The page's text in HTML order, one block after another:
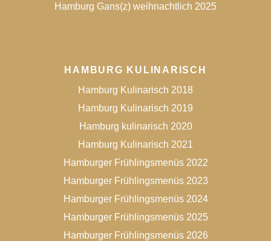
Hamburg Gans(z) weihnachtlich 2025
HAMBURG KULINARISCH
Hamburg Kulinarisch 2018
Hamburg Kulinarisch 2019
Hamburg kulinarisch 2020
Hamburg Kulinarisch 2021
Hamburger Frühlingsmenüs 2022
Hamburger Frühlingsmenüs 2023
Hamburger Frühlingsmenüs 2024
Hamburger Frühlingsmenüs 2025
Hamburger Frühlingsmenüs 2026